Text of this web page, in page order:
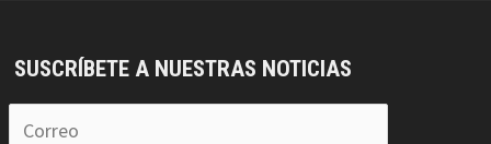
SUSCRÍBETE A NUESTRAS NOTICIAS